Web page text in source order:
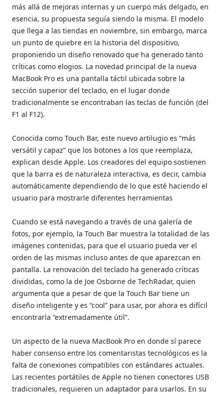
más allá de mejoras internas y un cuerpo más delgado, en
esencia, su propuesta seguía siendo la misma. El modelo
que llega a las tiendas en noviembre, sin embargo, marca
un punto de quiebre en la historia del dispositivo,
proponiendo un diseño renovado que ha generado tanto
críticas como elogios. La novedad principal de la nueva
MacBook Pro es una pantalla táctil ubicada sobre la
sección superior del teclado, en el lugar donde
tradicionalmente se encontraban las teclas de función (del
F1 al F12).
Conocida como Touch Bar, este nuevo artilugio es “más
versátil y capaz” que los botones a los que reemplaza,
explican desde Apple. Los creadores del equipo sostienen
que la barra es de naturaleza interactiva, es decir, cambia
automáticamente dependiendo de lo que esté haciendo el
usuario para mostrarle diferentes herramientas
Cuando se está navegando a través de una galería de
fotos, por ejemplo, la Touch Bar muestra la totalidad de las
imágenes contenidas, para que el usuario pueda ver el
orden de las mismas incluso antes de que aparezcan en
pantalla. La renovación del teclado ha generado críticas
divididas, como la de Joe Osborne de TechRadar, quien
argumenta que a pesar de que la Touch Bar tiene un
diseño inteligente y es “cool” para usar, por ahora es difícil
encontrarla “extremadamente útil”.
Un aspecto de la nueva MacBook Pro en donde sí parece
haber consenso entre los comentaristas tecnológicos es la
falta de conexiones compatibles con estándares actuales.
Las recientes portátiles de Apple no tienen conectores USB
tradicionales, requieren un adaptador para usarlos. En su